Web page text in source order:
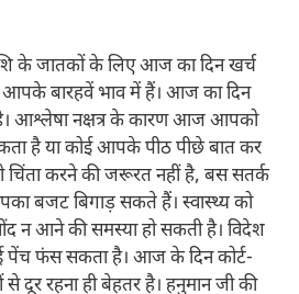
के जातकों के लिए आज का दिन खर्च
आपके बारहवें भाव में हैं। आज का दिन
है। आश्लेषा नक्षत्र के कारण आज आपको
है या कोई आपके पीठ पीछे बात कर
करने की जरूरत नहीं है, बस सतर्क
बजट बिगाड़ सकते हैं। स्वास्थ्य को
न आने की समस्या हो सकती है। विदेश
फंस सकता है। आज के दिन कोर्ट-
से दूर रहना ही बेहतर है। हनुमान जी की